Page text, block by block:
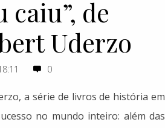
caiu”, de
Uderzo
0
a série de livros de história em
no mundo inteiro: além das